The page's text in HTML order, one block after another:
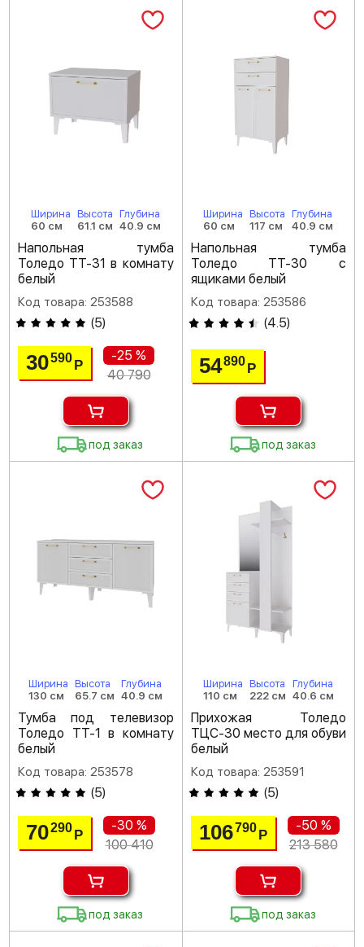
Ширина
60 см
Высота
61.1 см
Глубина
40.9 см
Напольная тумба
Толедо ТТ-31 в комнату
белый
Код товара: 253588
(5)
30590 Р
-25 %
40 790
под заказ
Ширина
60 см
Высота
117 см
Глубина
40.9 см
Напольная тумба
Толедо ТТ-30 с
ящиками белый
Код товара: 253586
(4.5)
54890 Р
под заказ
Ширина
130 см
Высота
65.7 см
Глубина
40.9 см
Тумба под телевизор
Толедо ТТ-1 в комнату
белый
Код товара: 253578
(5)
70290 Р
-30 %
100 410
под заказ
Ширина
110 см
Высота
222 см
Глубина
40.6 см
Прихожая Толедо
ТЦС-30 место для обуви
белый
Код товара: 253591
(5)
106790 Р
-50 %
213 580
под заказ